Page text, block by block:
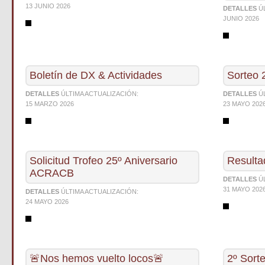
13 JUNIO 2026
DETALLES
JUNIO 2026
Boletín de DX & Actividades
DETALLES ÚLTIMA ACTUALIZACIÓN:
15 MARZO 2026
Sorteo
DETALLES
23 MAYO
Solicitud Trofeo 25º Aniversario
ACRACB
DETALLES ÚLTIMA ACTUALIZACIÓN:
24 MAYO 2026
DETALLES
31 MAYO
🚨Nos hemos vuelto locos🚨 2º